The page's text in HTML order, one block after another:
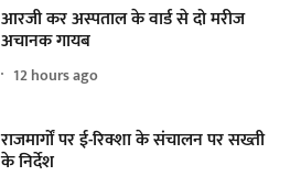
आरजी कर अस्पताल के वार्ड से दो मरीज
अचानक गायब
12 hours ago
राजमार्गों पर ई-रिक्शा के संचालन पर सख्ती
के निर्देश